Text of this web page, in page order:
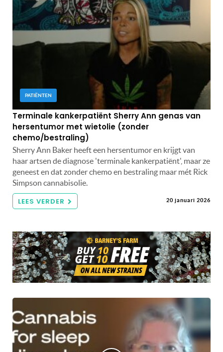
PATIËNTEN
Terminale kankerpatiënt Sherry Ann genas van
hersentumor met wietolie (zonder
chemo/bestraling)
Sherry Ann Baker heeft een hersentumor en krijgt van
haar artsen de diagnose 'terminale kankerpatiënt', maar ze
geneest en dat zonder chemo en bestraling maar mét Rick
Simpson cannabisolie.
LEES VERDER 20 januari 2026